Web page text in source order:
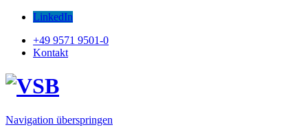
LinkedIn
+49 9571 9501-0
Kontakt
Navigation überspringen